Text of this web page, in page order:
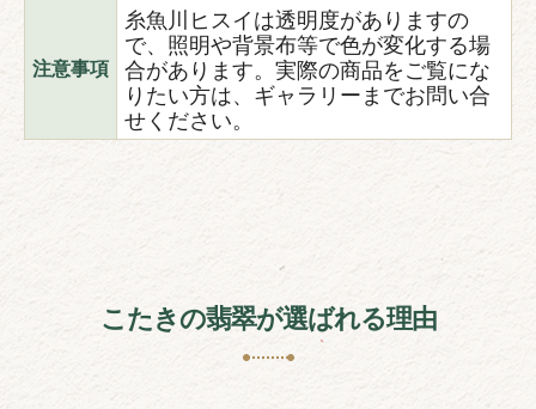
注意事項
糸魚川ヒスイは透明度がありますの
で、照明や背景布等で色が変化する場
合があります。実際の商品をご覧にな
りたい方は、ギャラリーまでお問い合
せください。
こたきの翡翠が選ばれる理由